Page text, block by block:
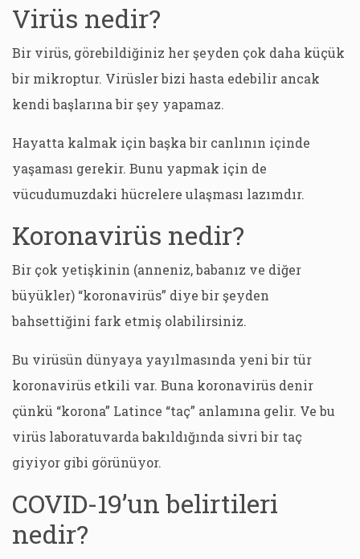
Virüs nedir?
Bir virüs, görebildiğiniz her şeyden çok daha küçük
bir mikroptur. Virüsler bizi hasta edebilir ancak
kendi başlarına bir şey yapamaz.
Hayatta kalmak için başka bir canlının içinde
yaşaması gerekir. Bunu yapmak için de
vücudumuzdaki hücrelere ulaşması lazımdır.
Koronavirüs nedir?
Bir çok yetişkinin (anneniz, babanız ve diğer
büyükler) “koronavirüs” diye bir şeyden
bahsettiğini fark etmiş olabilirsiniz.
Bu virüsün dünyaya yayılmasında yeni bir tür
koronavirüs etkili var. Buna koronavirüs denir
çünkü “korona” Latince “taç” anlamına gelir. Ve bu
virüs laboratuvarda bakıldığında sivri bir taç
giyiyor gibi görünüyor.
COVID-19’un belirtileri
nedir?